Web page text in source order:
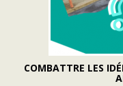
COMBATTRE LES